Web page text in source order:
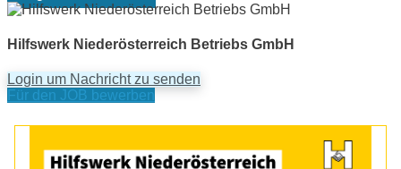
Hilfswerk Niederösterreich Betriebs GmbH
Login um Nachricht zu senden
Für den JOB bewerben